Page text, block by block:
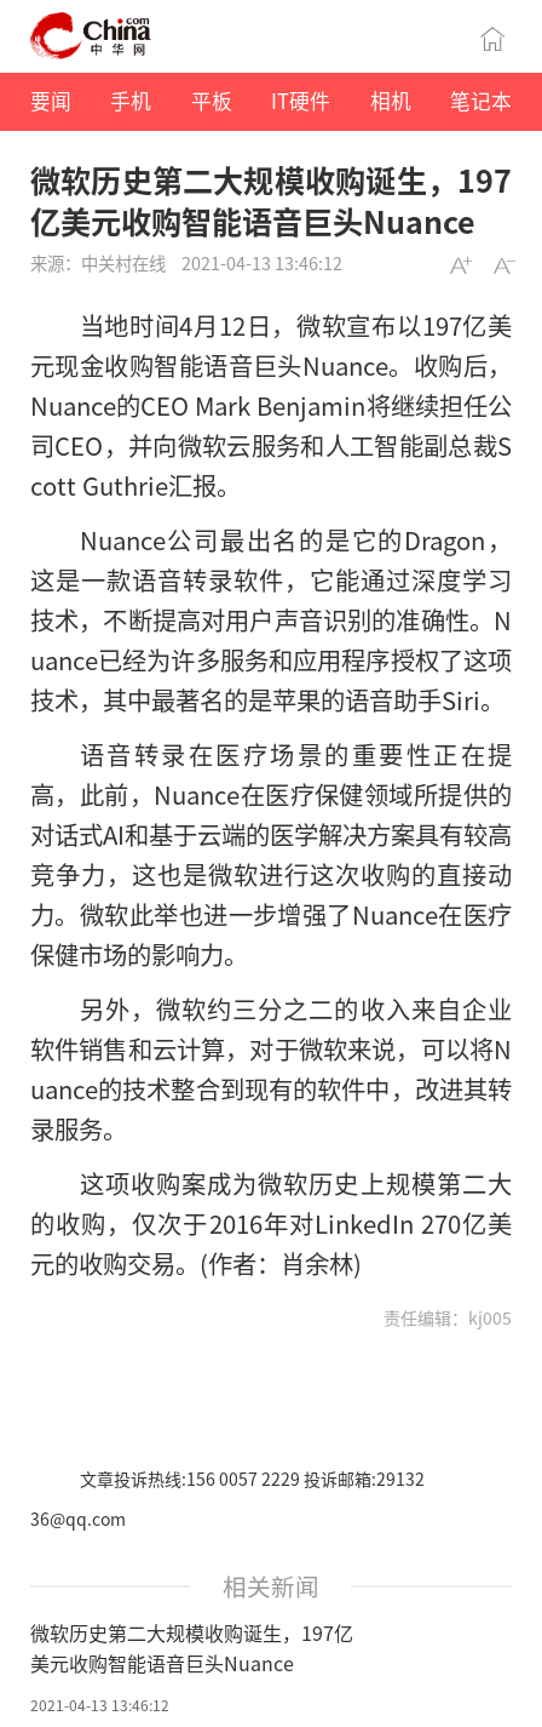
要闻 手机 平板 IT硬件 相机 笔记本
微软历史第二大规模收购诞生，197
亿美元收购智能语音巨头Nuance
来源：中关村在线 2021-04-13 13:46:12
当地时间4月12日，微软宣布以197亿美
元现金收购智能语音巨头Nuance。收购后，
Nuance的CEO Mark Benjamin将继续担任公
司CEO，并向微软云服务和人工智能副总裁S
cott Guthrie汇报。
Nuance公司最出名的是它的Dragon，
这是一款语音转录软件，它能通过深度学习
技术，不断提高对用户声音识别的准确性。N
uance已经为许多服务和应用程序授权了这项
技术，其中最著名的是苹果的语音助手Siri。
语音转录在医疗场景的重要性正在提
高，此前，Nuance在医疗保健领域所提供的
对话式AI和基于云端的医学解决方案具有较高
竞争力，这也是微软进行这次收购的直接动
力。微软此举也进一步增强了Nuance在医疗
保健市场的影响力。
另外，微软约三分之二的收入来自企业
软件销售和云计算，对于微软来说，可以将N
uance的技术整合到现有的软件中，改进其转
录服务。
这项收购案成为微软历史上规模第二大
的收购，仅次于2016年对LinkedIn 270亿美
元的收购交易。(作者：肖余林)
责任编辑：kj005
文章投诉热线:156 0057 2229 投诉邮箱:29132
36@qq.com
相关新闻
微软历史第二大规模收购诞生，197亿
美元收购智能语音巨头Nuance
2021-04-13 13:46:12